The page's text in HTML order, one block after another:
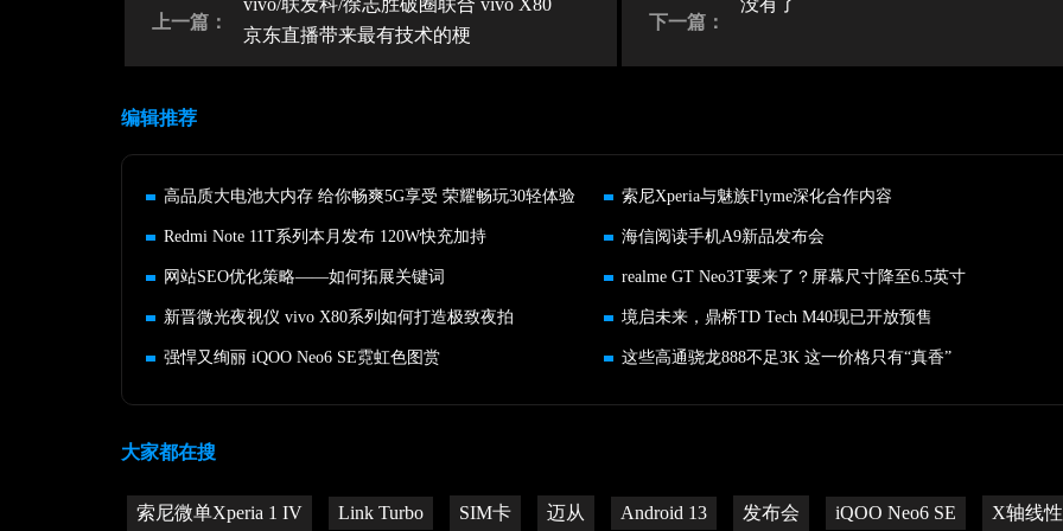
上一篇：
vivo/联发科/徐志胜破圈联合 vivo X80
京东直播带来最有技术的梗
下一篇：
没有了
编辑推荐
高品质大电池大内存 给你畅爽5G享受 荣耀畅玩30轻体验 索尼Xperia与魅族Flyme深化合作内容
Redmi Note 11T系列本月发布 120W快充加持 海信阅读手机A9新品发布会
网站SEO优化策略——如何拓展关键词 realme GT Neo3T要来了？屏幕尺寸降至6.5英寸
新晋微光夜视仪 vivo X80系列如何打造极致夜拍 境启未来，鼎桥TD Tech M40现已开放预售
强悍又绚丽 iQOO Neo6 SE霓虹色图赏 这些高通骁龙888不足3K 这一价格只有“真香”
大家都在搜
索尼微单Xperia 1 IV Link Turbo SIM卡 迈从 Android 13 发布会 iQOO Neo6 SE X轴线